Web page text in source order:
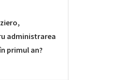
administrarea
primul an?